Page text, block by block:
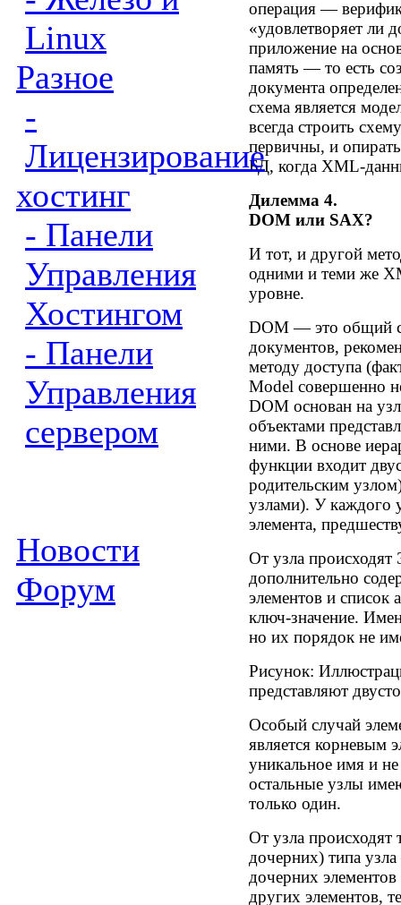
Linux
Разное
-
Лицензирование
хостинг
- Панели
Управления
Хостингом
- Панели
Управления
сервером
Новости
Форум
операция —
«удовлетворяет ли
приложение на
память — то есть
документа
схема является
всегда строить
первичны, и
БД, когда XML-
Дилемма 4.
DOM или SAX?
И тот, и другой
одними и теми же
уровне.
DOM — это общий
документов,
методу доступа
Model совершенно
DOM основан на
объектами
ними. В основе
функции входит
родительским
узлами). У каждого
элемента,
От узла
дополнительно
элементов и
ключ-значение.
но их порядок не
Рисунок:
представляют
Особый случай
является корневым
уникальное имя и не
остальные узлы
только один.
От узла
дочерних) типа
дочерних
других элементов,